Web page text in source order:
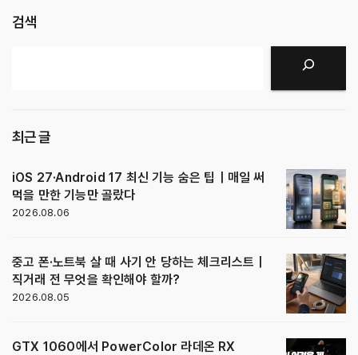
검색
최근 글
iOS 27·Android 17 최신 기능 숨은 팁｜매일 써
먹을 만한 기능만 골랐다
2026.08.06
중고 폰·노트북 살 때 사기 안 당하는 체크리스트｜
직거래 전 무엇을 확인해야 할까?
2026.08.05
GTX 1060에서 PowerColor 라데온 RX